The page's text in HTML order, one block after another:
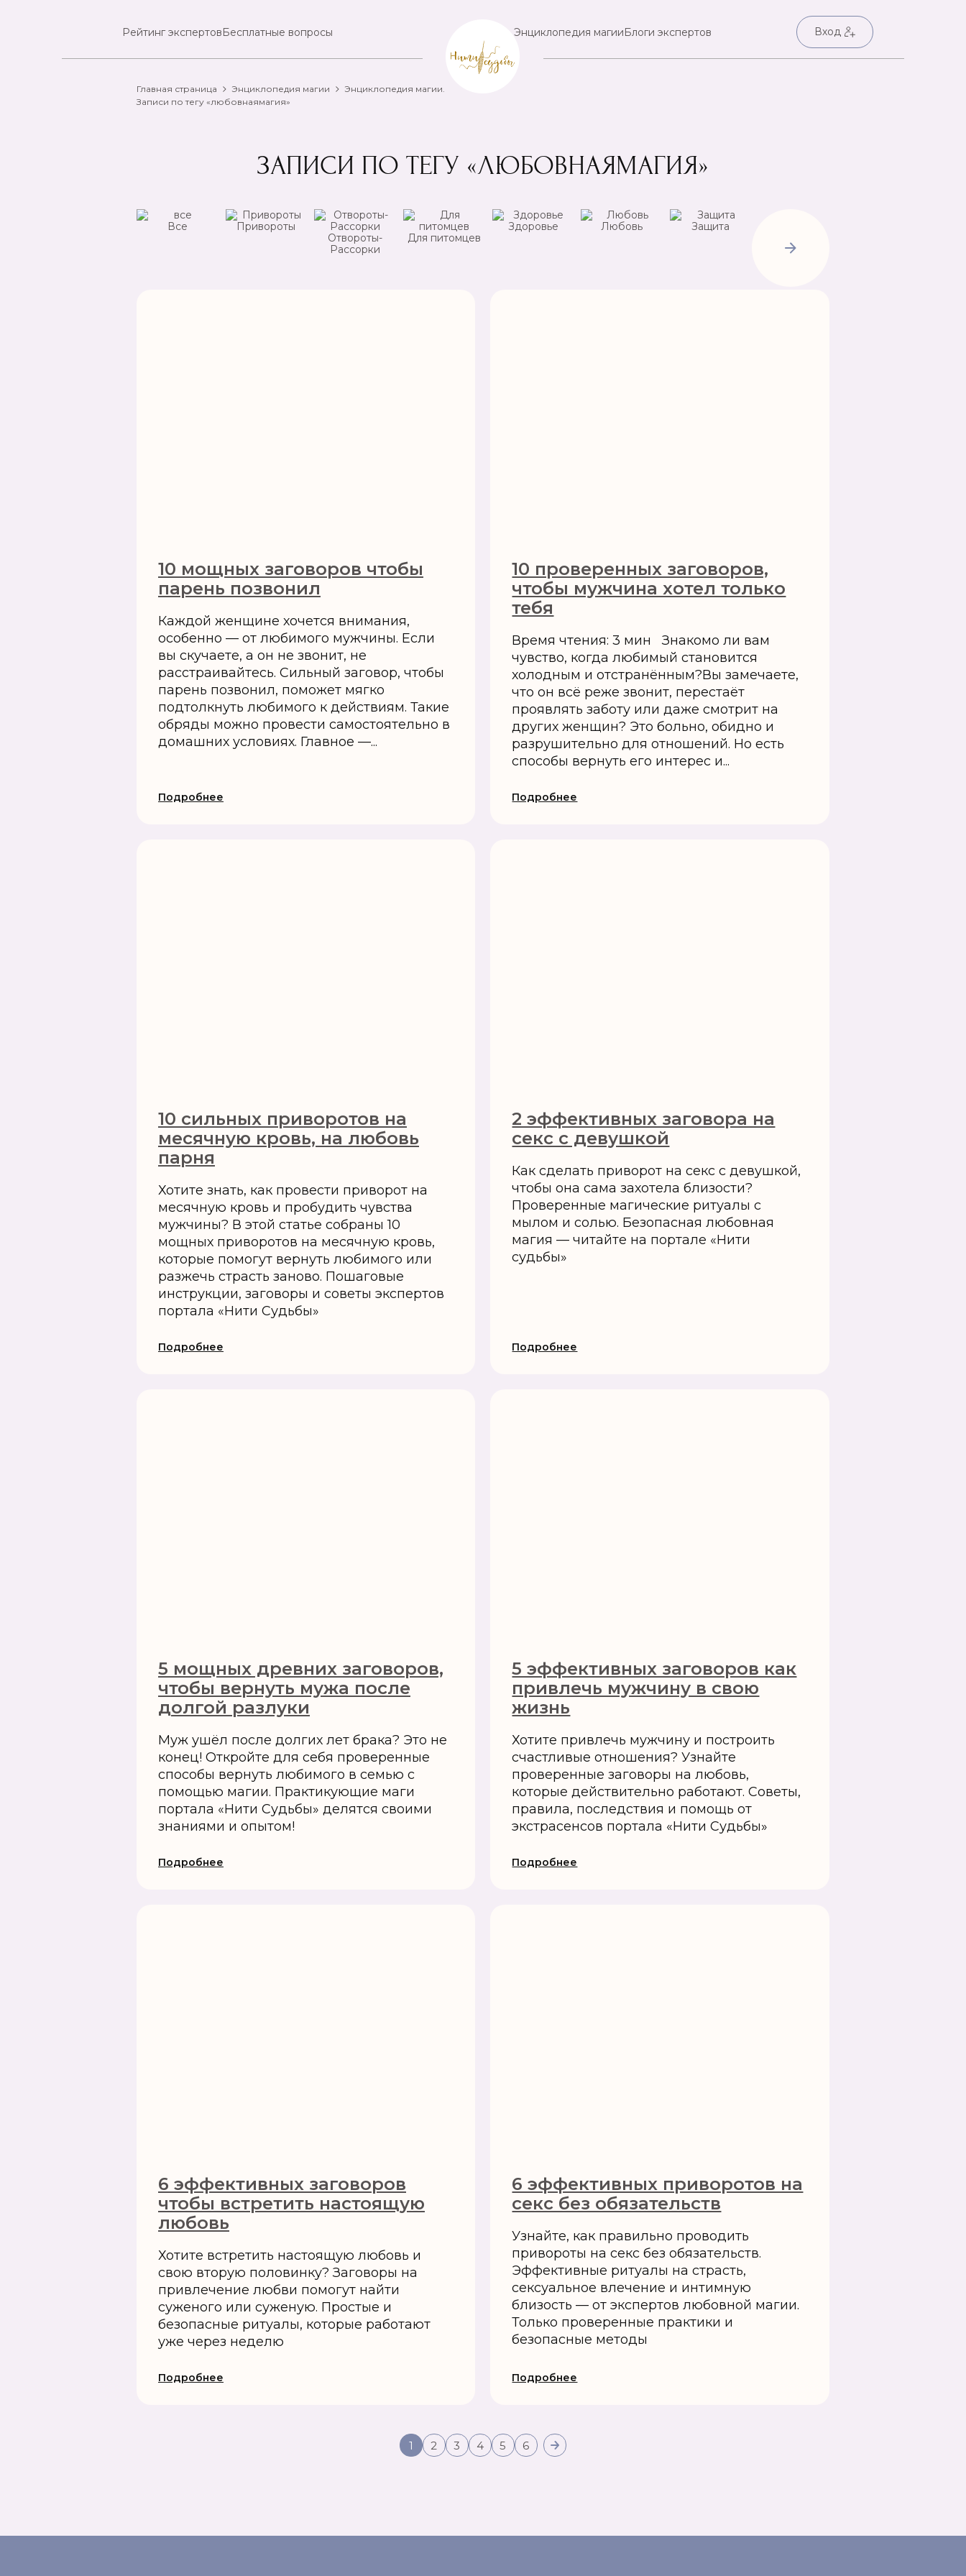
Рейтинг экспертовБесплатные вопросы Энциклопедия магииБлоги экспертов Вход
Главная страница Энциклопедия магии
Энциклопедия магии.
Записи по тегу «любовнаямагия»
ЗАПИСИ ПО ТЕГУ «ЛЮБОВНАЯМАГИЯ»
Все
Привороты
Отвороты-
Рассорки
Для питомцев
Здоровье Любовь Защита
10 мощных заговоров чтобы
парень позвонил
Каждой женщине хочется внимания,
особенно — от любимого мужчины. Если
вы скучаете, а он не звонит, не
расстраивайтесь. Сильный заговор, чтобы
парень позвонил, поможет мягко
подтолкнуть любимого к действиям. Такие
обряды можно провести самостоятельно в
домашних условиях. Главное —...
Подробнее
10 проверенных заговоров,
чтобы мужчина хотел только
тебя
Время чтения: 3 мин Знакомо ли вам
чувство, когда любимый становится
холодным и отстранённым?Вы замечаете,
что он всё реже звонит, перестаёт
проявлять заботу или даже смотрит на
других женщин? Это больно, обидно и
разрушительно для отношений. Но есть
способы вернуть его интерес и...
Подробнее
10 сильных приворотов на
месячную кровь, на любовь
парня
Хотите знать, как провести приворот на
месячную кровь и пробудить чувства
мужчины? В этой статье собраны 10
мощных приворотов на месячную кровь,
которые помогут вернуть любимого или
разжечь страсть заново. Пошаговые
инструкции, заговоры и советы экспертов
портала «Нити Судьбы»
Подробнее
2 эффективных заговора на
секс с девушкой
Как сделать приворот на секс с девушкой,
чтобы она сама захотела близости?
Проверенные магические ритуалы с
мылом и солью. Безопасная любовная
магия — читайте на портале «Нити
судьбы»
Подробнее
5 мощных древних заговоров,
чтобы вернуть мужа после
долгой разлуки
Муж ушёл после долгих лет брака? Это не
конец! Откройте для себя проверенные
способы вернуть любимого в семью с
помощью магии. Практикующие маги
портала «Нити Судьбы» делятся своими
знаниями и опытом!
Подробнее
5 эффективных заговоров как
привлечь мужчину в свою
жизнь
Хотите привлечь мужчину и построить
счастливые отношения? Узнайте
проверенные заговоры на любовь,
которые действительно работают. Советы,
правила, последствия и помощь от
экстрасенсов портала «Нити Судьбы»
Подробнее
6 эффективных заговоров
чтобы встретить настоящую
любовь
Хотите встретить настоящую любовь и
свою вторую половинку? Заговоры на
привлечение любви помогут найти
суженого или суженую. Простые и
безопасные ритуалы, которые работают
уже через неделю
Подробнее
6 эффективных приворотов на
секс без обязательств
Узнайте, как правильно проводить
привороты на секс без обязательств.
Эффективные ритуалы на страсть,
сексуальное влечение и интимную
близость — от экспертов любовной магии.
Только проверенные практики и
безопасные методы
Подробнее
1 2 3 4 5 6